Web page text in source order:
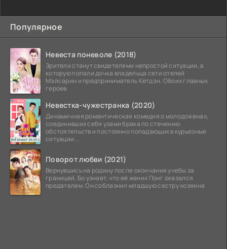
Популярное
Невеста поневоле (2018)
Зрители станут свидетелями непростой ситуации, в
которую попали дочка владельца сети отелей
Мэйсарин и предприниматель Кетдэн. Обоих главных
героев
Невестка-чужестранка (2020)
Динамичная романтическая комедия о молодоженах,
соединивших себя узами брака по стечению
обстоятельств и постоянно попадающих в курьезные
ситуации...
Поворот любви (2021)
Вернувшись на родину после окончания учебы за
границей, Бо узнает, что её жених Понг оказался
предателем. Он соблазнил младшую сестру хозяина